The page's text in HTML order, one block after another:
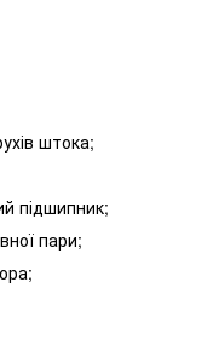
штока;
підшипник;
пари;